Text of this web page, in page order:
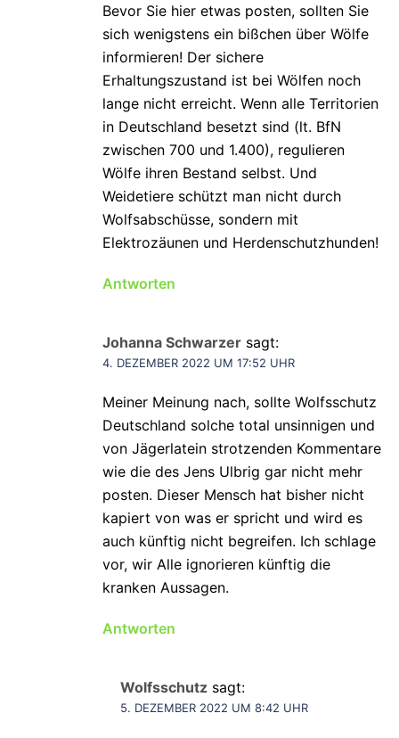
Bevor Sie hier etwas posten, sollten Sie
sich wenigstens ein bißchen über Wölfe
informieren! Der sichere
Erhaltungszustand ist bei Wölfen noch
lange nicht erreicht. Wenn alle Territorien
in Deutschland besetzt sind (lt. BfN
zwischen 700 und 1.400), regulieren
Wölfe ihren Bestand selbst. Und
Weidetiere schützt man nicht durch
Wolfsabschüsse, sondern mit
Elektrozäunen und Herdenschutzhunden!
Antworten
Johanna Schwarzer sagt:
4. DEZEMBER 2022 UM 17:52 UHR
Meiner Meinung nach, sollte Wolfsschutz
Deutschland solche total unsinnigen und
von Jägerlatein strotzenden Kommentare
wie die des Jens Ulbrig gar nicht mehr
posten. Dieser Mensch hat bisher nicht
kapiert von was er spricht und wird es
auch künftig nicht begreifen. Ich schlage
vor, wir Alle ignorieren künftig die
kranken Aussagen.
Antworten
Wolfsschutz sagt:
5. DEZEMBER 2022 UM 8:42 UHR